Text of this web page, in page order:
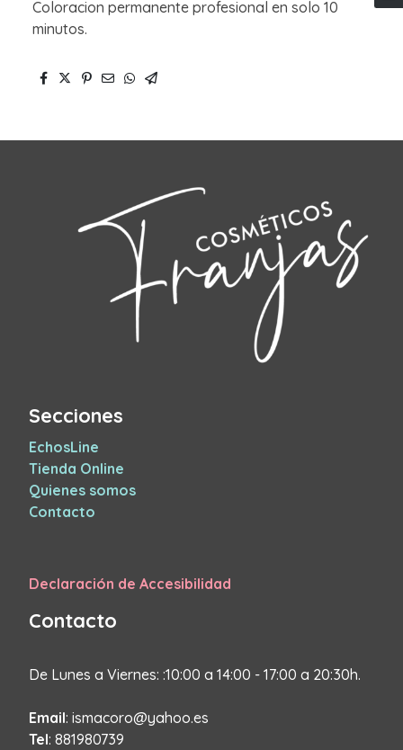
Coloracion permanente profesional en solo 10
minutos.
Secciones
EchosLine
Tienda Online
Quienes somos
Contacto
Declaración de Accesibilidad
Contacto
De Lunes a Viernes: :10:00 a 14:00 - 17:00 a 20:30h.
Email: ismacoro@yahoo.es
Tel: 881980739